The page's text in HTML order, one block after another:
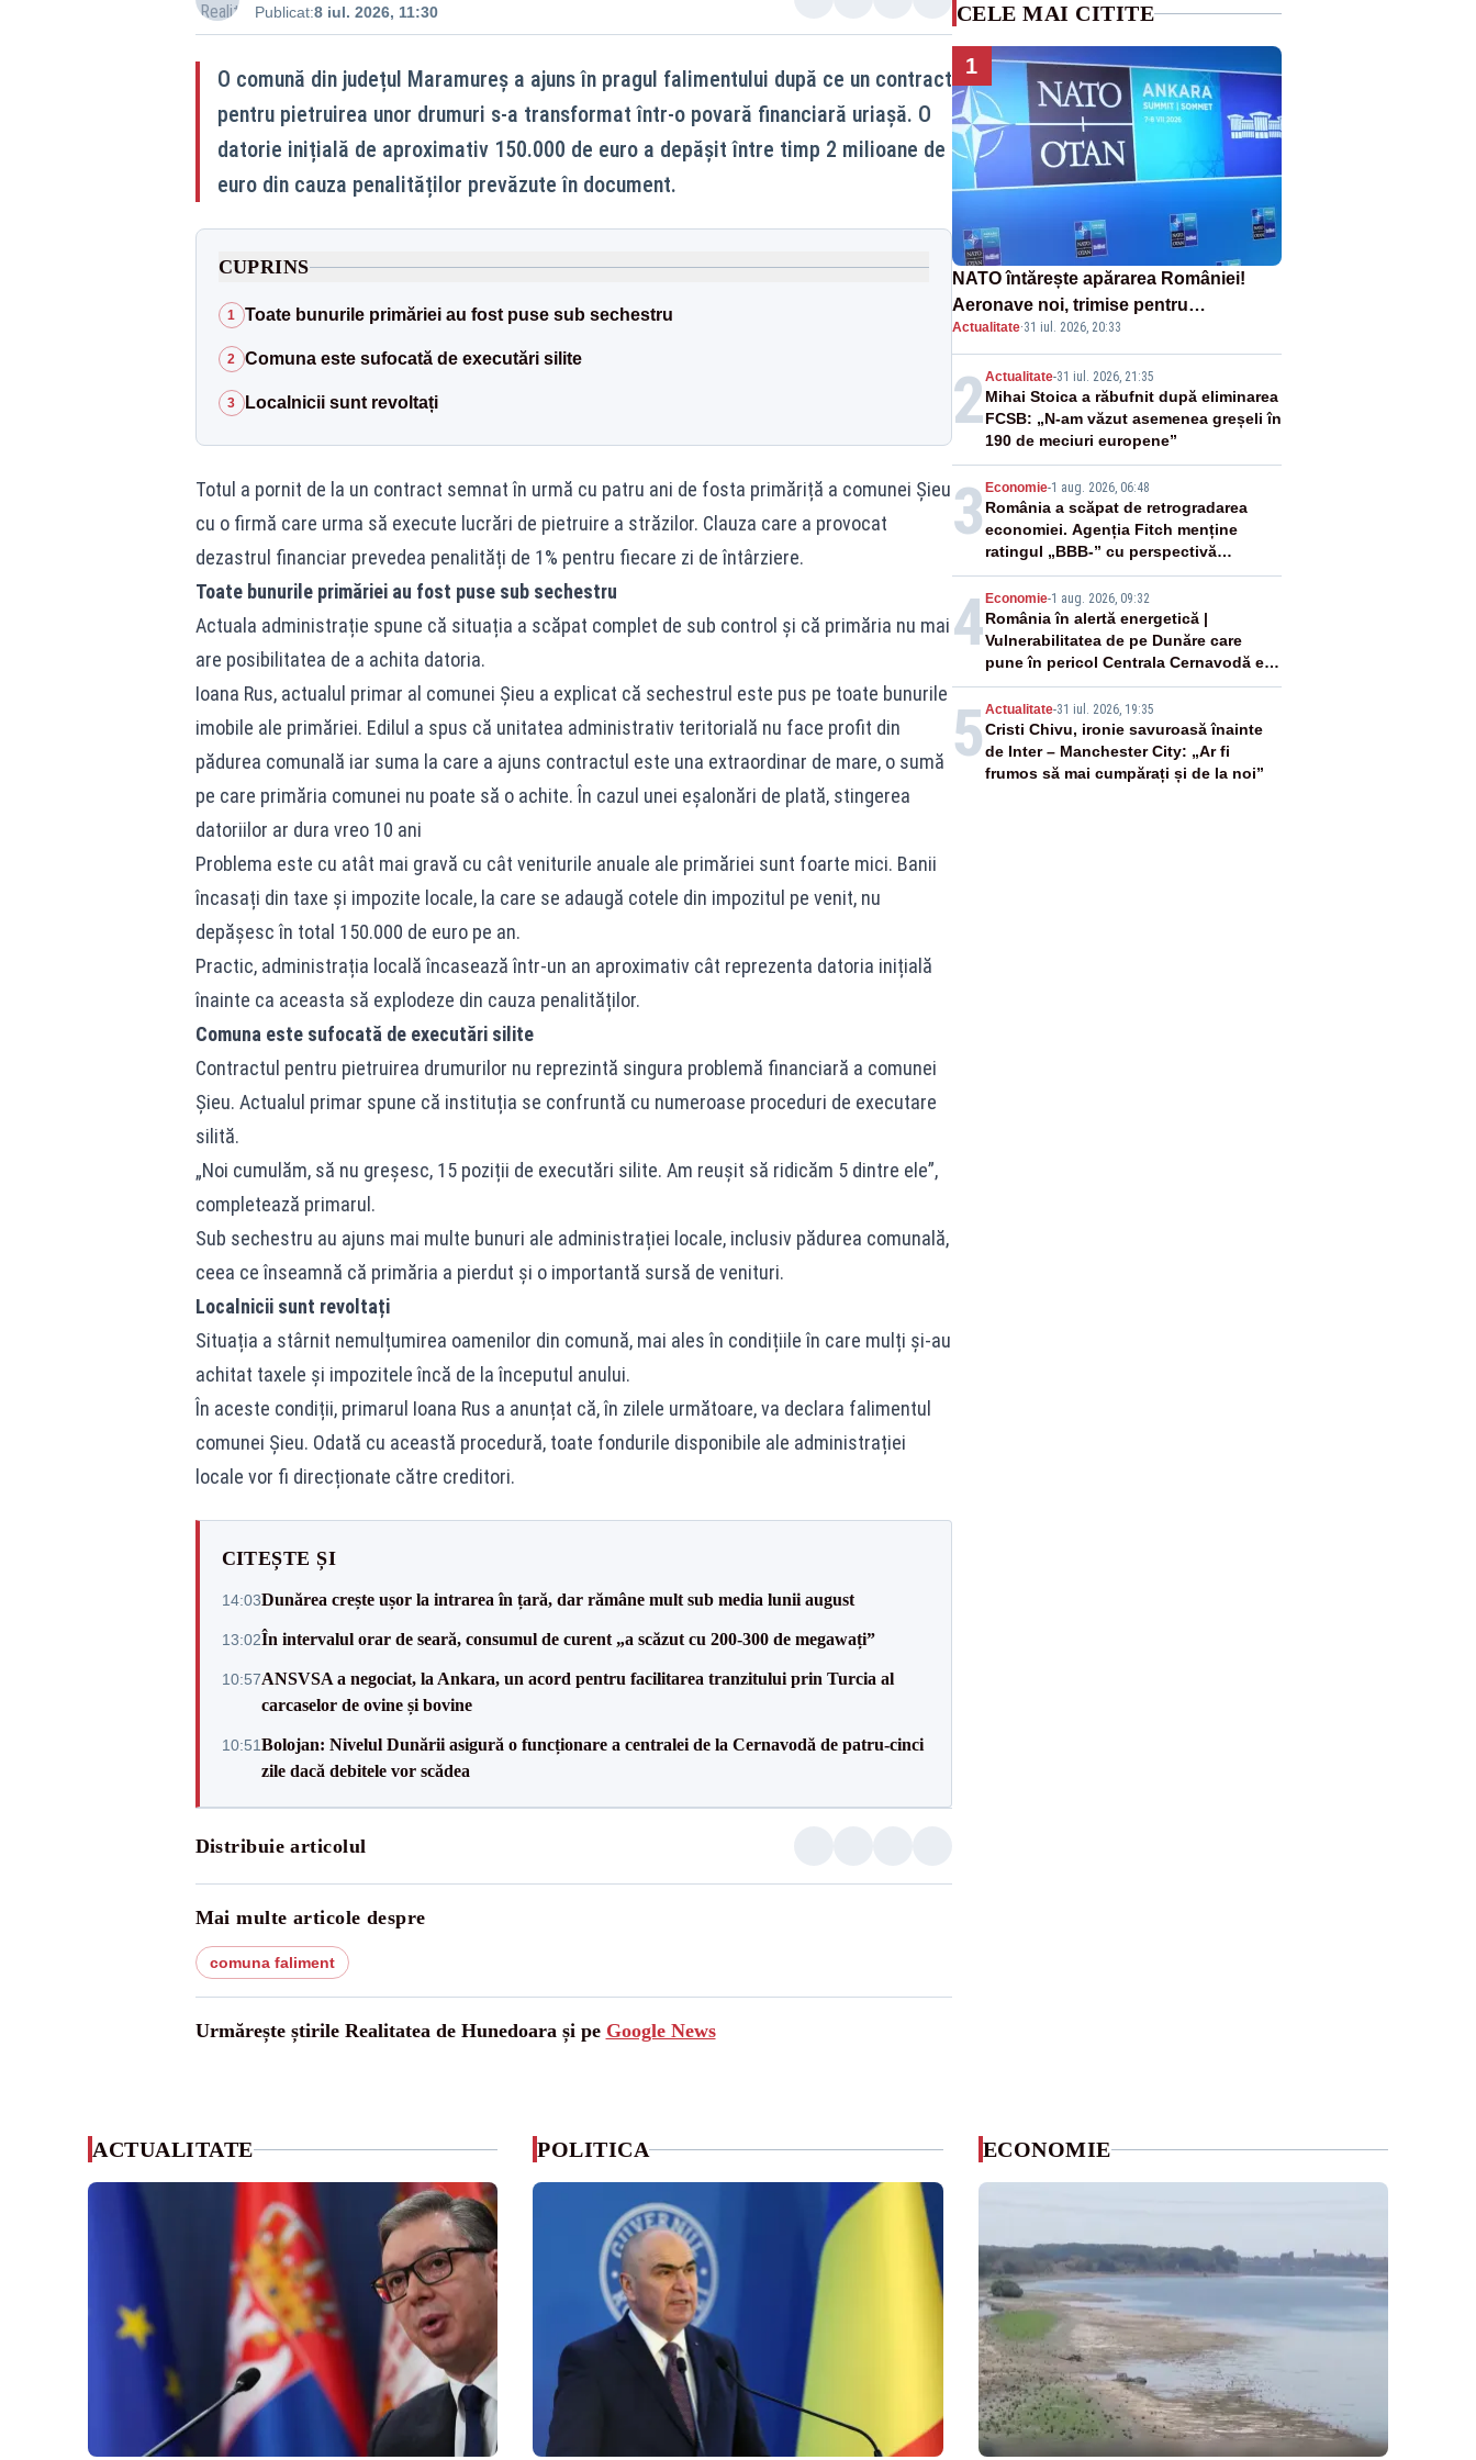
Publicat:8 iul. 2026, 11:30
O comună din județul Maramureș a ajuns în pragul falimentului după ce un contract
pentru pietruirea unor drumuri s-a transformat într-o povară financiară uriașă. O
datorie inițială de aproximativ 150.000 de euro a depășit între timp 2 milioane de
euro din cauza penalităților prevăzute în document.
CUPRINS
1 Toate bunurile primăriei au fost puse sub sechestru
2 Comuna este sufocată de executări silite
3 Localnicii sunt revoltați
Totul a pornit de la un contract semnat în urmă cu patru ani de fosta primăriță a comunei Șieu
cu o firmă care urma să execute lucrări de pietruire a străzilor. Clauza care a provocat
dezastrul financiar prevedea penalități de 1% pentru fiecare zi de întârziere.
Toate bunurile primăriei au fost puse sub sechestru
Actuala administrație spune că situația a scăpat complet de sub control și că primăria nu mai
are posibilitatea de a achita datoria.
Ioana Rus, actualul primar al comunei Șieu a explicat că sechestrul este pus pe toate bunurile
imobile ale primăriei. Edilul a spus că unitatea administrativ teritorială nu face profit din
pădurea comunală iar suma la care a ajuns contractul este una extraordinar de mare, o sumă
pe care primăria comunei nu poate să o achite. În cazul unei eșalonări de plată, stingerea
datoriilor ar dura vreo 10 ani
Problema este cu atât mai gravă cu cât veniturile anuale ale primăriei sunt foarte mici. Banii
încasați din taxe și impozite locale, la care se adaugă cotele din impozitul pe venit, nu
depășesc în total 150.000 de euro pe an.
Practic, administrația locală încasează într-un an aproximativ cât reprezenta datoria inițială
înainte ca aceasta să explodeze din cauza penalităților.
Comuna este sufocată de executări silite
Contractul pentru pietruirea drumurilor nu reprezintă singura problemă financiară a comunei
Șieu. Actualul primar spune că instituția se confruntă cu numeroase proceduri de executare
silită.
„Noi cumulăm, să nu greșesc, 15 poziții de executări silite. Am reușit să ridicăm 5 dintre ele”,
completează primarul.
Sub sechestru au ajuns mai multe bunuri ale administrației locale, inclusiv pădurea comunală,
ceea ce înseamnă că primăria a pierdut și o importantă sursă de venituri.
Localnicii sunt revoltați
Situația a stârnit nemulțumirea oamenilor din comună, mai ales în condițiile în care mulți și-au
achitat taxele și impozitele încă de la începutul anului.
În aceste condiții, primarul Ioana Rus a anunțat că, în zilele următoare, va declara falimentul
comunei Șieu. Odată cu această procedură, toate fondurile disponibile ale administrației
locale vor fi direcționate către creditori.
CITEȘTE ȘI
14:03Dunărea crește ușor la intrarea în țară, dar rămâne mult sub media lunii august
13:02În intervalul orar de seară, consumul de curent „a scăzut cu 200-300 de megawați”
10:57ANSVSA a negociat, la Ankara, un acord pentru facilitarea tranzitului prin Turcia al
carcaselor de ovine și bovine
10:51Bolojan: Nivelul Dunării asigură o funcționare a centralei de la Cernavodă de patru-cinci
zile dacă debitele vor scădea
Distribuie articolul
Mai multe articole despre
comuna faliment
Urmărește știrile Realitatea de Hunedoara și pe Google News
CELE MAI CITITE
1
NATO întărește apărarea României!
Aeronave noi, trimise pentru
interceptarea și distrugerea dronelor
Actualitate·31 iul. 2026, 20:33
2Actualitate-31 iul. 2026, 21:35
Mihai Stoica a răbufnit după eliminarea
FCSB: „N-am văzut asemenea greșeli în
190 de meciuri europene”
3 Economie-1 aug. 2026, 06:48
România a scăpat de retrogradarea
economiei. Agenția Fitch menține
ratingul „BBB-” cu perspectivă
negativă
4 Economie-1 aug. 2026, 09:32
România în alertă energetică |
Vulnerabilitatea de pe Dunăre care
pune în pericol Centrala Cernavodă era
cunoscută de pe vremea lui Ceaușescu
5 Actualitate-31 iul. 2026, 19:35
Cristi Chivu, ironie savuroasă înainte
de Inter – Manchester City: „Ar fi
frumos să mai cumpărați și de la noi”
ACTUALITATE POLITICA ECONOMIE